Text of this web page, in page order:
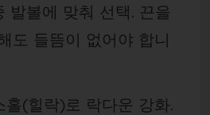
발볼에 맞춰 선택. 끈을
도 들뜸이 없어야 합니
홀(힐락)로 락다운 강화.